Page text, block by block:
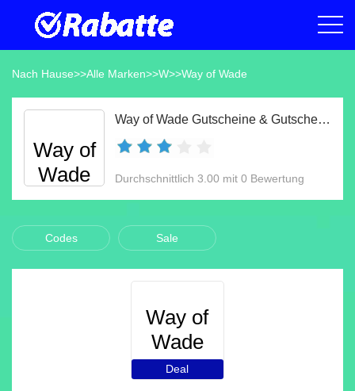
Nach Hause>>Alle Marken>>W>>Way of Wade
Way of
Wade
Way of Wade Gutscheine & Gutscheincodes Aug 2026
Durchschnittlich 3.00 mit 0 Bewertung
Codes Sale
Way of
Wade
Deal